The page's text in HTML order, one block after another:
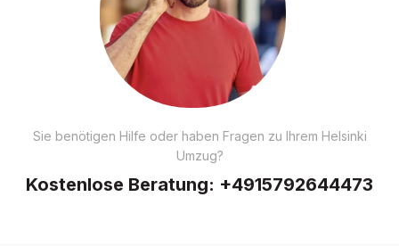
Sie benötigen Hilfe oder haben Fragen zu Ihrem Helsinki
Umzug?
Kostenlose Beratung: +4915792644473